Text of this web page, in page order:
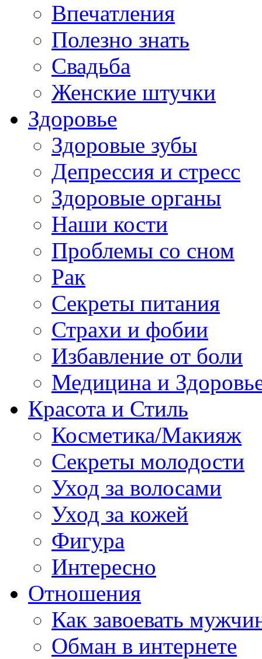
Впечатления
Полезно знать
Свадьба
Женские штучки
Здоровье
Здоровые зубы
Депрессия и стресс
Здоровые органы
Наши кости
Проблемы со сном
Рак
Секреты питания
Страхи и фобии
Избавление от боли
Медицина и
Красота и Стиль
Косметика/Макияж
Секреты молодости
Уход за волосами
Уход за кожей
Фигура
Интересно
Отношения
Как завоевать
Обман в интернете